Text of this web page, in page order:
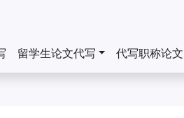
留学生论文代写 代写职称论文